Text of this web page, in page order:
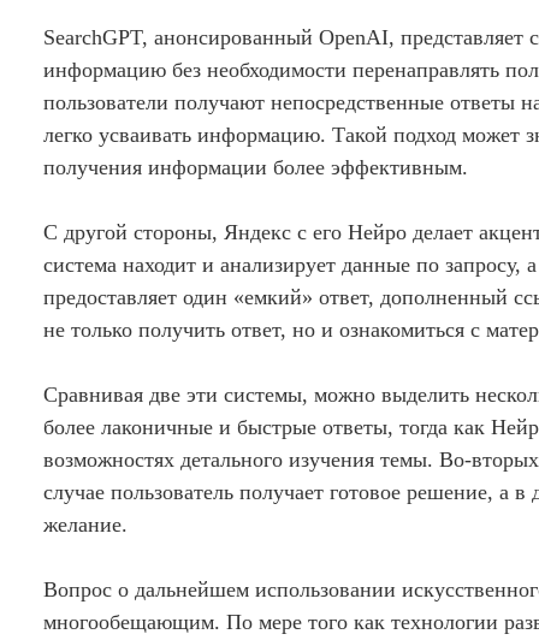
SearchGPT, анонсированный OpenAI, представляет
информацию без необходимости перенаправлять
пользователи получают непосредственные ответы
легко усваивать информацию. Такой подход может
получения информации более эффективным.
С другой стороны, Яндекс с его Нейро делает
система находит и анализирует данные по
предоставляет один «емкий» ответ, дополненный
не только получить ответ, но и ознакомиться с
Сравнивая две эти системы, можно выделить
более лаконичные и быстрые ответы, тогда как
возможностях детального изучения темы. Во-
случае пользователь получает готовое решение, а
желание.
Вопрос о дальнейшем использовании
многообещающим. По мере того как технологии